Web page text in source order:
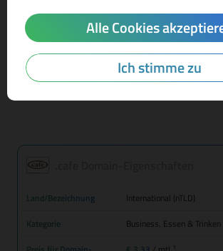
Alle Cookies
Ich stimme zu
Mehr Infos zur Domain-Endung
Land/Bezeichnung
International (nTLD)
Kategorie
Business, Essen & Trinken